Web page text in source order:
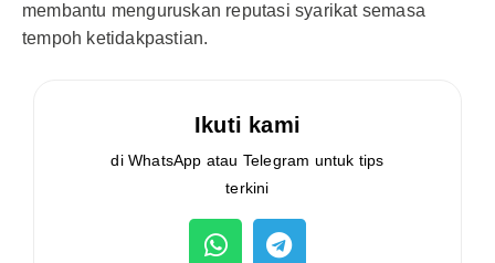
membantu menguruskan reputasi syarikat semasa
tempoh ketidakpastian.
Ikuti kami
di WhatsApp atau Telegram untuk tips
terkini